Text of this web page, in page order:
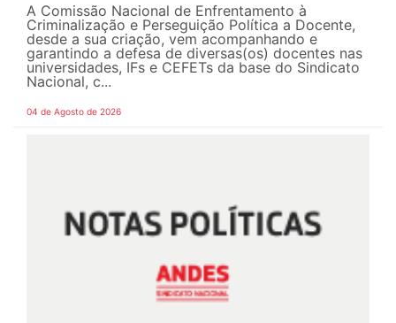
A Comissão Nacional de Enfrentamento à
Criminalização e Perseguição Política a Docente,
desde a sua criação, vem acompanhando e
garantindo a defesa de diversas(os) docentes nas
universidades, IFs e CEFETs da base do Sindicato
Nacional, c...
04 de Agosto de 2026